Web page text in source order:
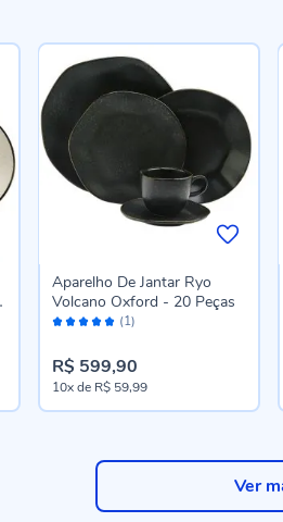
Avaliação: (1)
Aparelho De Jantar Ryo
Volcano Oxford - 20 Peças
R$ 599,90
10xde R$ 59,99
Ver